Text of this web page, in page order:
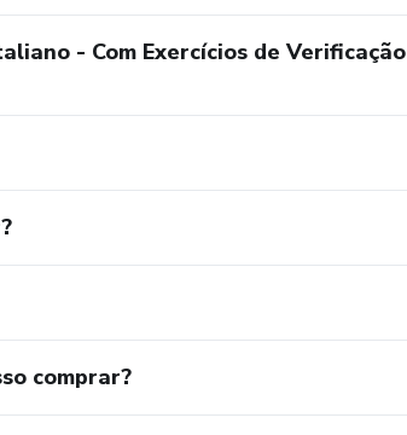
- Com Exercícios de Verificação
comprar?